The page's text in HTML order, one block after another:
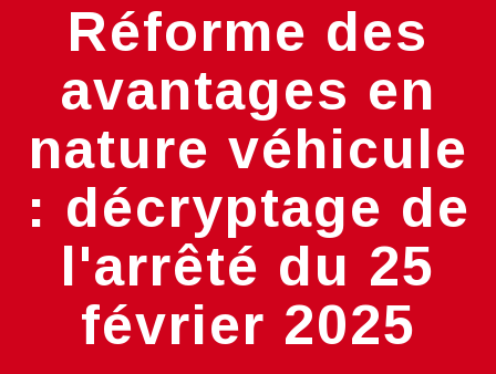
Réforme des
avantages en
nature véhicule
: décryptage de
l'arrêté du 25
février 2025